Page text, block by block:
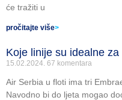
će tražiti u
pročitajte više>
Koje linije su idealne za
15.02.2024. 67 komentara
Air Serbia u floti ima tri
Navodno bi do ljeta mogao